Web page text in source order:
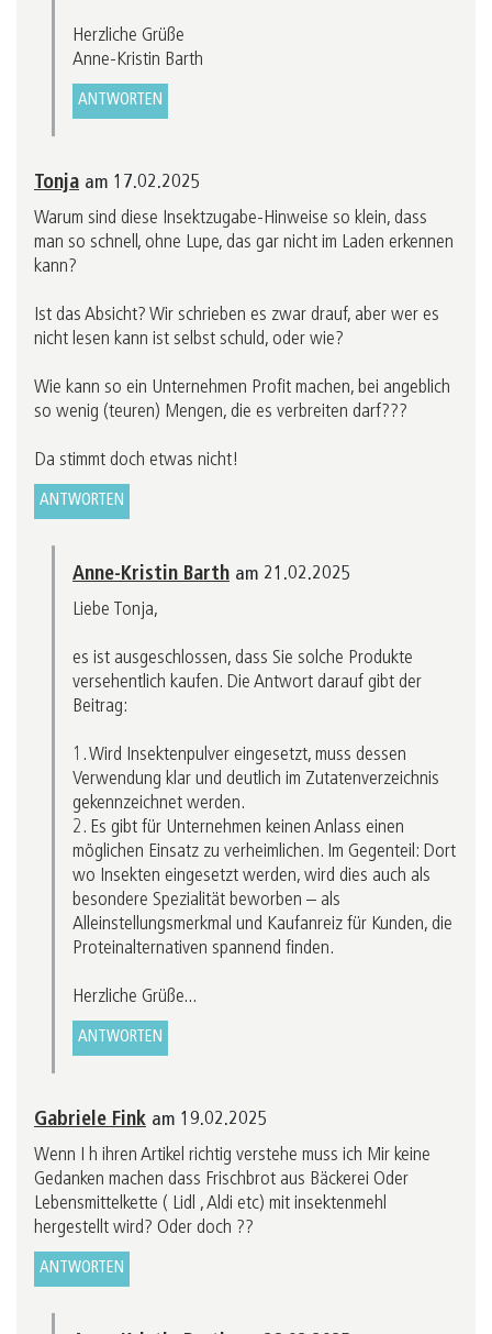
Herzliche Grüße
Anne-Kristin Barth
ANTWORTEN
Tonja am 17.02.2025
Warum sind diese Insektzugabe-Hinweise so klein, dass
man so schnell, ohne Lupe, das gar nicht im Laden erkennen
kann?
Ist das Absicht? Wir schrieben es zwar drauf, aber wer es
nicht lesen kann ist selbst schuld, oder wie?
Wie kann so ein Unternehmen Profit machen, bei angeblich
so wenig (teuren) Mengen, die es verbreiten darf???
Da stimmt doch etwas nicht!
ANTWORTEN
Anne-Kristin Barth am 21.02.2025
Liebe Tonja,
es ist ausgeschlossen, dass Sie solche Produkte
versehentlich kaufen. Die Antwort darauf gibt der
Beitrag:
1. Wird Insektenpulver eingesetzt, muss dessen
Verwendung klar und deutlich im Zutatenverzeichnis
gekennzeichnet werden.
2. Es gibt für Unternehmen keinen Anlass einen
möglichen Einsatz zu verheimlichen. Im Gegenteil: Dort
wo Insekten eingesetzt werden, wird dies auch als
besondere Spezialität beworben – als
Alleinstellungsmerkmal und Kaufanreiz für Kunden, die
Proteinalternativen spannend finden.
Herzliche Grüße...
ANTWORTEN
Gabriele Fink am 19.02.2025
Wenn I h ihren Artikel richtig verstehe muss ich Mir keine
Gedanken machen dass Frischbrot aus Bäckerei Oder
Lebensmittelkette ( Lidl , Aldi etc) mit insektenmehl
hergestellt wird? Oder doch ??
ANTWORTEN